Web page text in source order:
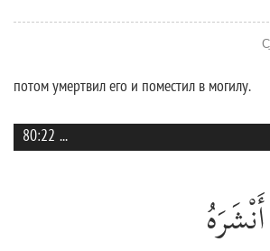
потом умертвил его и поместил в могилу.
80:22 ...